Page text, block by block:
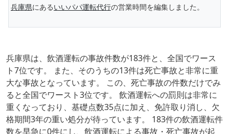
兵庫県にあるいいパパ運転代行の営業時間を編集しました。
兵庫県は、飲酒運転の事故件数が183件と、全国でワース
ト7位です。 また、そのうちの13件は死亡事故と非常に重
大な事故となっています。 この、死亡事故の件数だけでみ
ると全国でワースト3位です。 飲酒運転への罰則は非常に
重くなっており、基礎点数35点に加え、免許取り消し、欠
格期間3年の重い処分が待っています。 183件の飲酒運転件
数を早急に0件にし、飲酒運転による事故・死亡事故が起